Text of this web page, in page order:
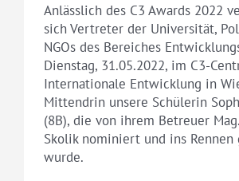
Anlässlich des C3 Awards 2022
sich Vertreter der Universität,
NGOs des Bereiches
Dienstag, 31.05.2022, im C3-
Internationale Entwicklung in
Mittendrin unsere Schülerin
(8B), die von ihrem Betreuer
Skolik nominiert und ins Rennen
wurde.